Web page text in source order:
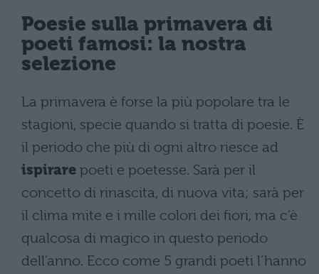
Poesie sulla primavera di
poeti famosi: la nostra
selezione
La primavera è forse la più popolare tra le
stagioni, specie quando si tratta di poesie. È
il periodo che più di ogni altro riesce ad
ispirare poeti e poetesse. Sarà per il
concetto di rinascita, di nuova vita; sarà per
il clima mite e i mille colori dei fiori, ma c’è
qualcosa di magico in questo periodo
dell’anno. Ecco come 5 grandi poeti l’hanno